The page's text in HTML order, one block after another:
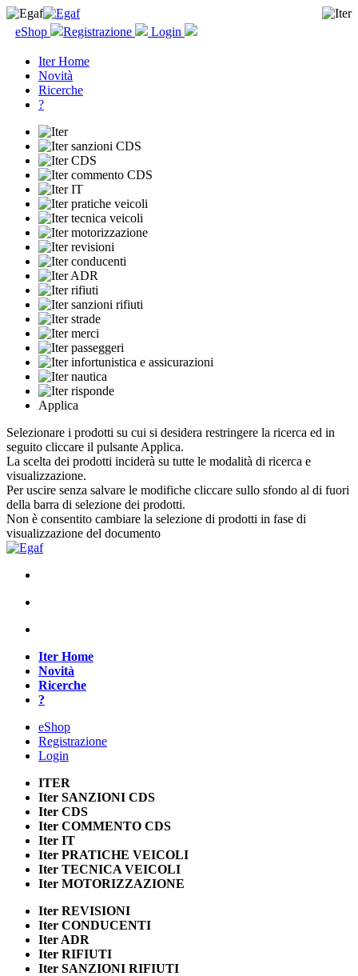
eShop Registrazione Login
Iter Home
Novità
Ricerche
?
Applica
Selezionare i prodotti su cui si desidera restringere la ricerca ed in
seguito cliccare il pulsante Applica.
La scelta dei prodotti inciderà su tutte le modalità di ricerca e
visualizzazione.
Per uscire senza salvare le modifiche cliccare sullo sfondo al di fuori
della barra di selezione dei prodotti.
Non è consentito cambiare la selezione di prodotti in fase di
visualizzazione del documento
Iter Home
Novità
Ricerche
?
eShop
Registrazione
Login
ITER
Iter SANZIONI CDS
Iter CDS
Iter COMMENTO CDS
Iter IT
Iter PRATICHE VEICOLI
Iter TECNICA VEICOLI
Iter MOTORIZZAZIONE
Iter REVISIONI
Iter CONDUCENTI
Iter ADR
Iter RIFIUTI
Iter SANZIONI RIFIUTI